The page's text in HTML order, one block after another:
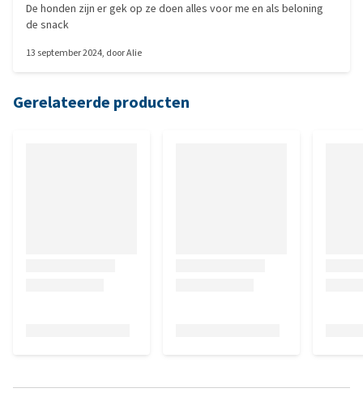
De honden zijn er gek op ze doen alles voor me en als beloning
de snack
13 september 2024, doorAlie
Gerelateerde producten